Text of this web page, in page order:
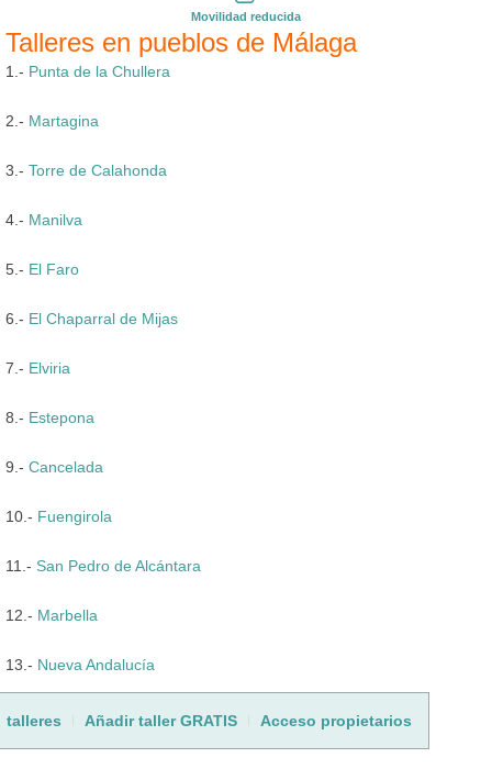
Movilidad reducida
Talleres en pueblos de Málaga
1.- Punta de la Chullera
2.- Martagina
3.- Torre de Calahonda
4.- Manilva
5.- El Faro
6.- El Chaparral de Mijas
7.- Elviria
8.- Estepona
9.- Cancelada
10.- Fuengirola
11.- San Pedro de Alcántara
12.- Marbella
13.- Nueva Andalucía
talleres Añadir taller GRATIS Acceso propietarios